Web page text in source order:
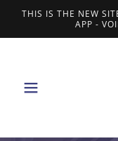
THIS IS THE NEW
APP -